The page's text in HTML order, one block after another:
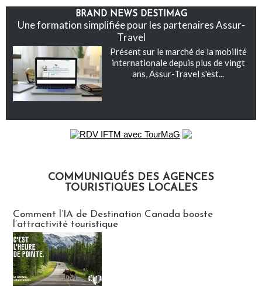
BRAND NEWS DESTIMAG
Une formation simplifiée pour les partenaires Assur-
Travel
Présent sur le marché de la mobilité
internationale depuis plus de vingt
ans, Assur-Travel s'est...
COMMUNIQUÉS DES AGENCES
TOURISTIQUES LOCALES
Comment l’IA de Destination Canada booste
l’attractivité touristique